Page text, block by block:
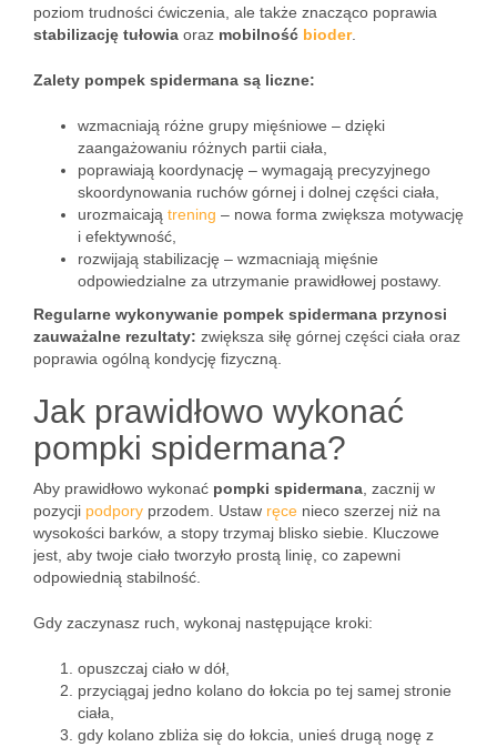
poziom trudności ćwiczenia, ale także znacząco poprawia
stabilizację tułowia oraz mobilność bioder.
Zalety pompek spidermana są liczne:
wzmacniają różne grupy mięśniowe – dzięki
zaangażowaniu różnych partii ciała,
poprawiają koordynację – wymagają precyzyjnego
skoordynowania ruchów górnej i dolnej części ciała,
urozmaicają trening – nowa forma zwiększa motywację
i efektywność,
rozwijają stabilizację – wzmacniają mięśnie
odpowiedzialne za utrzymanie prawidłowej postawy.
Regularne wykonywanie pompek spidermana przynosi
zauważalne rezultaty: zwiększa siłę górnej części ciała oraz
poprawia ogólną kondycję fizyczną.
Jak prawidłowo wykonać
pompki spidermana?
Aby prawidłowo wykonać pompki spidermana , zacznij w
pozycji podpory przodem. Ustaw ręce nieco szerzej niż na
wysokości barków, a stopy trzymaj blisko siebie. Kluczowe
jest, aby twoje ciało tworzyło prostą linię, co zapewni
odpowiednią stabilność.
Gdy zaczynasz ruch, wykonaj następujące kroki:
opuszczaj ciało w dół,
przyciągaj jedno kolano do łokcia po tej samej stronie
ciała,
gdy kolano zbliża się do łokcia, unieś drugą nogę z